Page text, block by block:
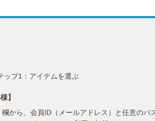
】
欄から、会員ID（メールアドレス）と任意のパ